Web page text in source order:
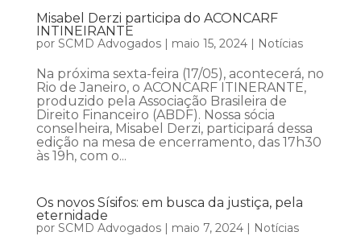
Misabel Derzi participa do ACONCARF
INTINEIRANTE
por SCMD Advogados| maio 15, 2024| Notícias
Na próxima sexta-feira (17/05), acontecerá, no
Rio de Janeiro, o ACONCARF ITINERANTE,
produzido pela Associação Brasileira de
Direito Financeiro (ABDF). Nossa sócia
conselheira, Misabel Derzi, participará dessa
edição na mesa de encerramento, das 17h30
às 19h, com o...
Os novos Sísifos: em busca da justiça, pela
eternidade
por SCMD Advogados| maio 7, 2024| Notícias